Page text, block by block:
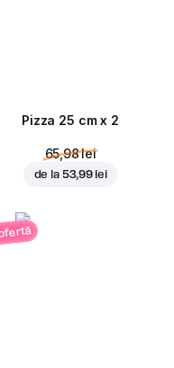
Pizza 25 cm x 2
65,98 lei
de la 53,99 lei